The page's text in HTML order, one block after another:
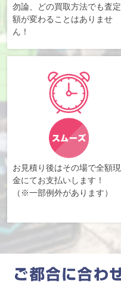
勿論、どの買取方法でも査定
額が変わることはありませ
ん！
お見積り後はその場で全額現
金にてお支払いします！
（※一部例外があります）